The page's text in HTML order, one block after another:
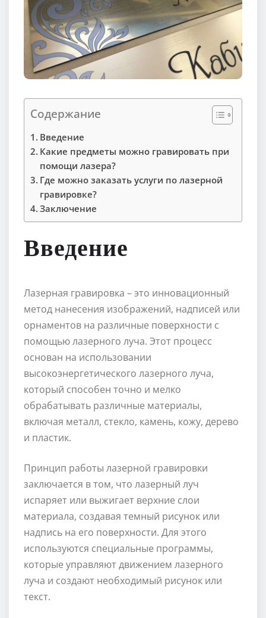
Содержание
Введение
Какие предметы можно гравировать при
помощи лазера?
Где можно заказать услуги по лазерной
гравировке?
Заключение
Введение
Лазерная гравировка – это инновационный
метод нанесения изображений, надписей или
орнаментов на различные поверхности с
помощью лазерного луча. Этот процесс
основан на использовании
высокоэнергетического лазерного луча,
который способен точно и мелко
обрабатывать различные материалы,
включая металл, стекло, камень, кожу, дерево
и пластик.
Принцип работы лазерной гравировки
заключается в том, что лазерный луч
испаряет или выжигает верхние слои
материала, создавая темный рисунок или
надпись на его поверхности. Для этого
используются специальные программы,
которые управляют движением лазерного
луча и создают необходимый рисунок или
текст.